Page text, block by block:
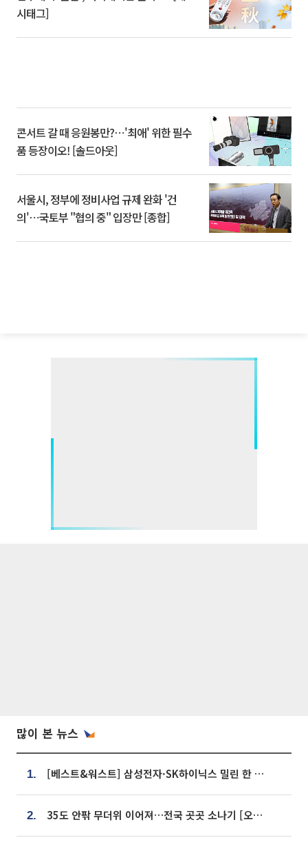
시태그]
콘서트 갈 때 응원봉만?⋯'최애' 위한 필수
품 등장이오! [솔드아웃]
서울시, 정부에 정비사업 규제 완화 '건
의'⋯국토부 "협의 중" 입장만 [종합]
많이 본 뉴스
1. [베스트&워스트] 삼성전자·SK하이닉스 밀린 한 주…상상인증권은 85% 급등
2. 35도 안팎 무더위 이어져…전국 곳곳 소나기 [오늘 날씨]